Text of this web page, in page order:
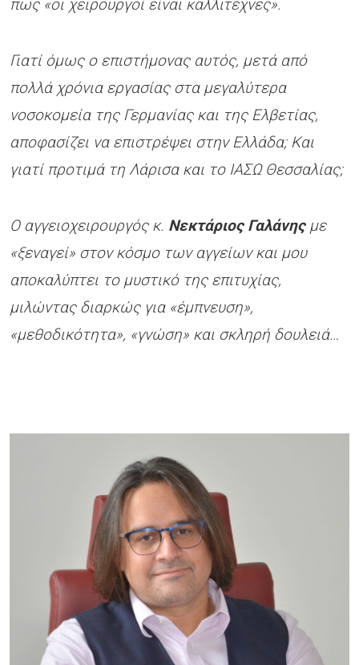
πως «οι χειρουργοί είναι καλλιτέχνες».
Γιατί όμως ο επιστήμονας αυτός, μετά από
πολλά χρόνια εργασίας στα μεγαλύτερα
νοσοκομεία της Γερμανίας και της Ελβετίας,
αποφασίζει να επιστρέψει στην Ελλάδα; Και
γιατί προτιμά τη Λάρισα και το ΙΑΣΩ Θεσσαλίας;
Ο αγγειοχειρουργός κ. Νεκτάριος Γαλάνηςμε
«ξεναγεί» στον κόσμο των αγγείων και μου
αποκαλύπτει το μυστικό της επιτυχίας,
μιλώντας διαρκώς για «έμπνευση»,
«μεθοδικότητα», «γνώση» και σκληρή δουλειά…